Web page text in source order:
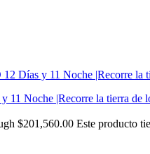
Noche |Recorre la tierra de
$201,560.00 Este producto